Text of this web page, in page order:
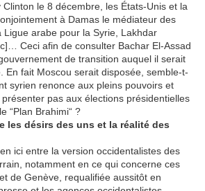
le 8 décembre, les États-Unis et la
à Damas le médiateur des
Ligue arabe pour la Syrie, Lakhdar
Ceci afin de consulter Bachar El-Assad
de transition auquel il serait
En fait Moscou serait disposée, semble-t-
syrien renonce aux pleins pouvoirs et
pas aux élections présidentielles
“Plan Brahimi“ ?
les désirs des uns et la réalité des
ici entre la version occidentalistes des
notamment en ce qui concerne ces
de Genève, requalifiée aussitôt en